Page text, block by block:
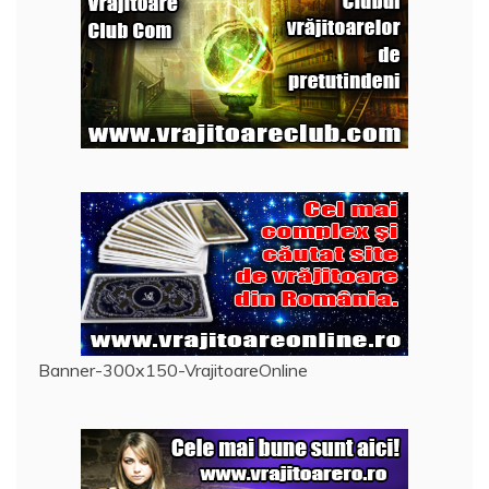
Banner-300x150-VrajitoareOnline